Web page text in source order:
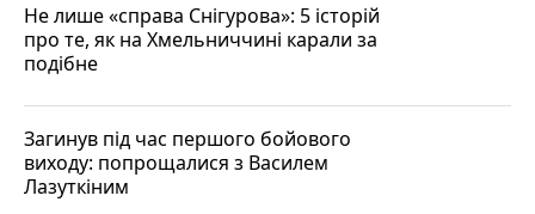
Не лише «справа Снігурова»: 5 історій
про те, як на Хмельниччині карали за
подібне
Загинув під час першого бойового
виходу: попрощалися з Василем
Лазуткіним